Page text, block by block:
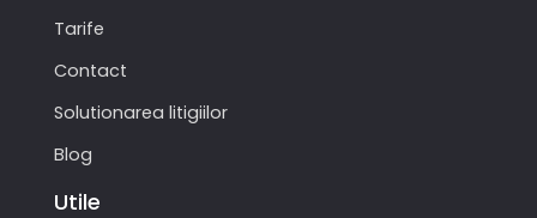
Tarife
Contact
Solutionarea litigiilor
Blog
Utile